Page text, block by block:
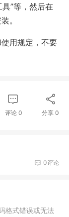
”等，然后在
。
用规定，不要
评论 0 分享0
0评论
格式错误或无法